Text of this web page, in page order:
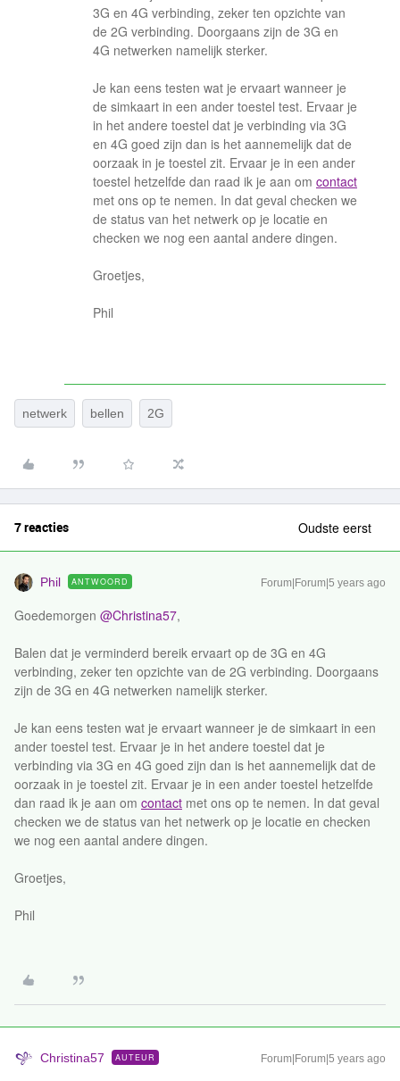
3G en 4G verbinding, zeker ten opzichte van
de 2G verbinding. Doorgaans zijn de 3G en
4G netwerken namelijk sterker.
Je kan eens testen wat je ervaart wanneer je
de simkaart in een ander toestel test. Ervaar je
in het andere toestel dat je verbinding via 3G
en 4G goed zijn dan is het aannemelijk dat de
oorzaak in je toestel zit. Ervaar je in een ander
toestel hetzelfde dan raad ik je aan om contact
met ons op te nemen. In dat geval checken we
de status van het netwerk op je locatie en
checken we nog een aantal andere dingen.
Groetjes,
Phil
netwerk bellen 2G
7 reacties Oudste eerst
Phil ANTWOORD Forum|Forum|5 years ago
Goedemorgen @Christina57,
Balen dat je verminderd bereik ervaart op de 3G en 4G
verbinding, zeker ten opzichte van de 2G verbinding. Doorgaans
zijn de 3G en 4G netwerken namelijk sterker.
Je kan eens testen wat je ervaart wanneer je de simkaart in een
ander toestel test. Ervaar je in het andere toestel dat je
verbinding via 3G en 4G goed zijn dan is het aannemelijk dat de
oorzaak in je toestel zit. Ervaar je in een ander toestel hetzelfde
dan raad ik je aan om contact met ons op te nemen. In dat geval
checken we de status van het netwerk op je locatie en checken
we nog een aantal andere dingen.
Groetjes,
Phil
Christina57 AUTEUR Forum|Forum|5 years ago